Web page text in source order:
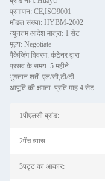
प्रमाणन: CE,ISO9001
मॉडल संख्या: HYBM-2002
न्यूनतम आदेश मात्रा: 1 सेट
मूल्य: Negotiate
पैकेजिंग विवरण: कंटेनर द्वारा
प्रसव के समय: 5 महीने
भुगतान शर्तें: एल/सी,टी/टी
आपूर्ति की क्षमता: प्रति माह 4 सेट
1पीएलसी ब्रांड:
2पेंच व्यास:
3पट्ट का आकार: